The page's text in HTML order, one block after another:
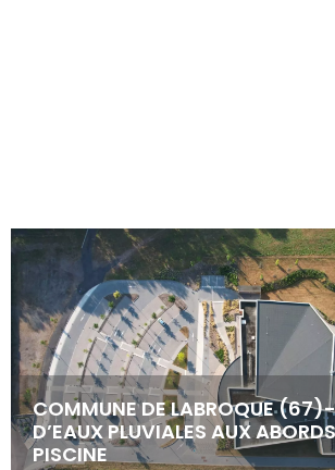
COMMUNE DE LABROQUE (67)-
D’EAUX PLUVIALES AUX
PISCINE